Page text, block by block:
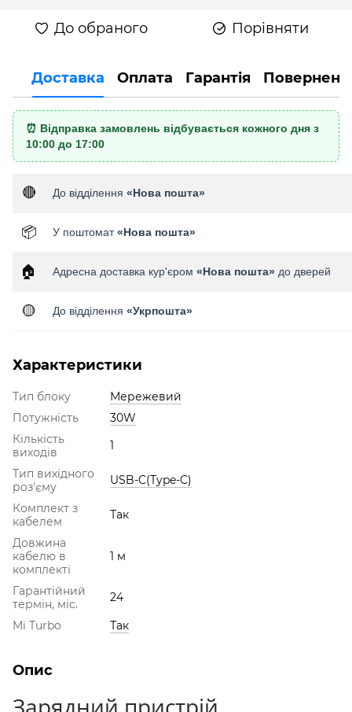
До обраного Порівняти
Доставка Оплата Гарантія
⏰ Відправка замовлень відбувається кожного дня з
10:00 до 17:00
🔴 До відділення «Нова пошта»
📦 У поштомат«Нова пошта»
🏠 Адресна доставка кур'єром «Нова пошта» до дверей
🟡 До відділення «Укрпошта»
Характеристики
Тип блоку
Мережевий
Потужність
30W
Кількість
виходів
1
Тип вихідного
роз'єму
USB-C(Type-C)
Комплект з
кабелем
Так
Довжина
кабелю в
комплекті
1 м
Гарантійний
термін, міс.
24
Mi Turbo
Так
Опис